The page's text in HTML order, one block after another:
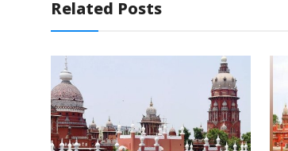
Related Posts